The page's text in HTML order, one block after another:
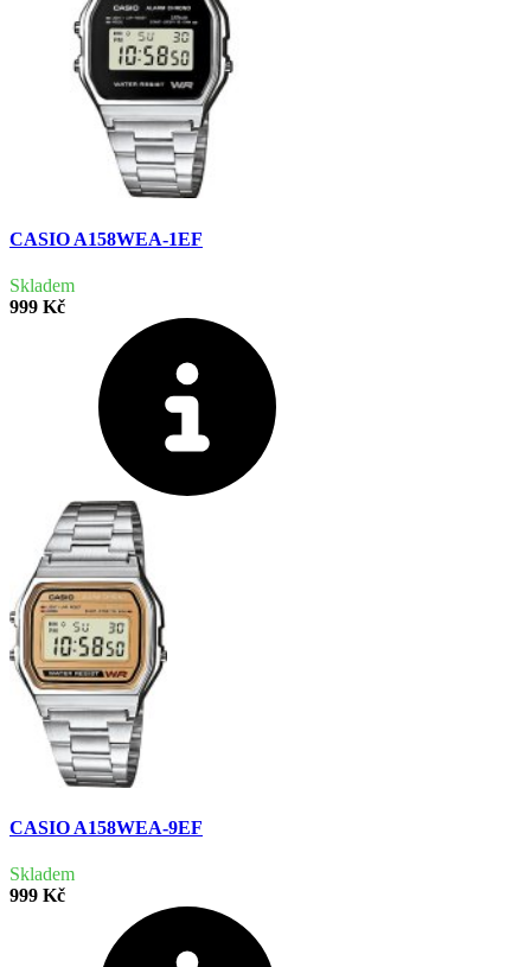
CASIO A158WEA-1EF
Skladem
999 Kč
CASIO A158WEA-9EF
Skladem
999 Kč